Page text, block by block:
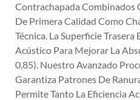
Contrachapada Combinados
De Primera Calidad Como
Técnica. La Superficie
Acústico Para Mejorar La
0,85). Nuestro Avanzado
Garantiza Patrones De
Permite Tanto La Eficiencia